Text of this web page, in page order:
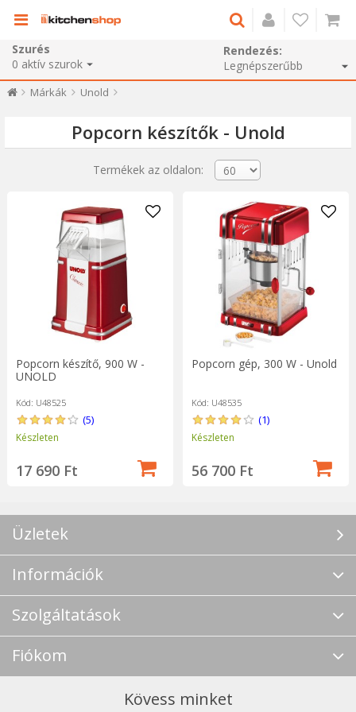
Szurés
0 aktív szurok
Rendezés:
Márkák Unold
Popcorn készítők - Unold
Termékek az oldalon:
Popcorn készítő, 900 W -
UNOLD
Kód: U48525
(5)
Készleten
17 690 Ft
Popcorn gép, 300 W - Unold
Kód: U48535
(1)
Készleten
56 700 Ft
Üzletek
Információk
Szolgáltatások
Fiókom
Kövess minket